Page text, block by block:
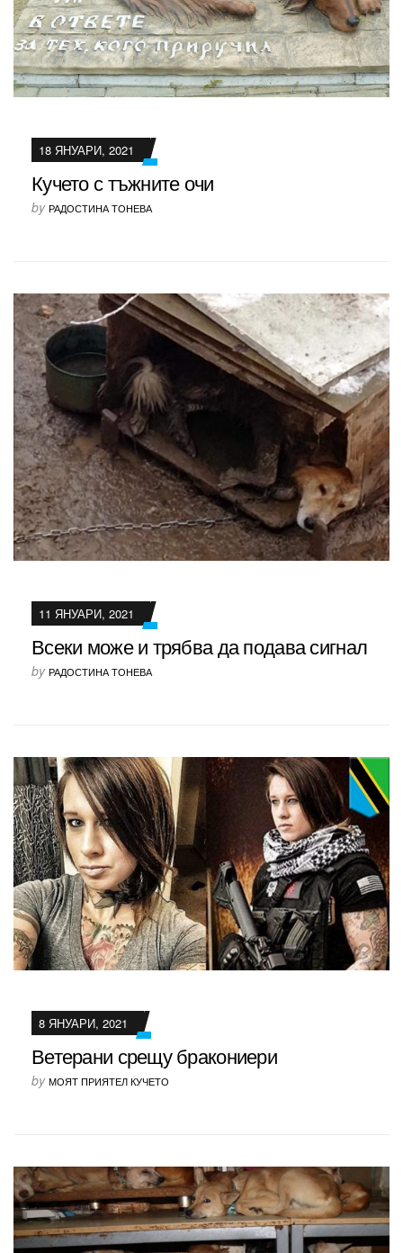
18 ЯНУАРИ, 2021
Кучето с тъжните очи
by РАДОСТИНА ТОНЕВА
11 ЯНУАРИ, 2021
Всеки може и трябва да подава сигнал
by РАДОСТИНА ТОНЕВА
8 ЯНУАРИ, 2021
Ветерани срещу бракониери
by МОЯТ ПРИЯТЕЛ КУЧЕТО